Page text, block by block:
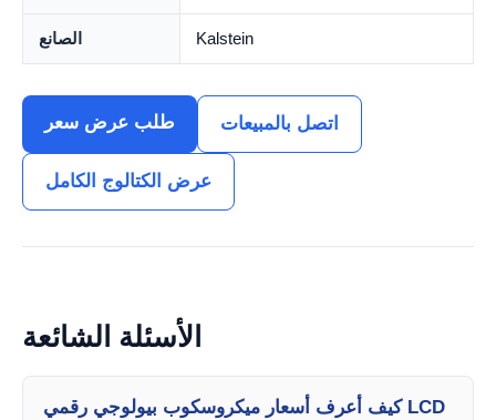
الصانع Kalstein
طلب عرض سعر اتصل بالمبيعات
عرض الكتالوج الكامل
الأسئلة الشائعة
كيف أعرف أسعار ميكروسكوب بيولوجي رقمي LCD